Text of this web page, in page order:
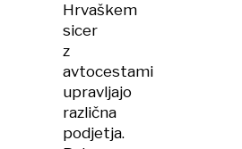
Hrvaškem
sicer
z
avtocestami
upravljajo
različna
podjetja.